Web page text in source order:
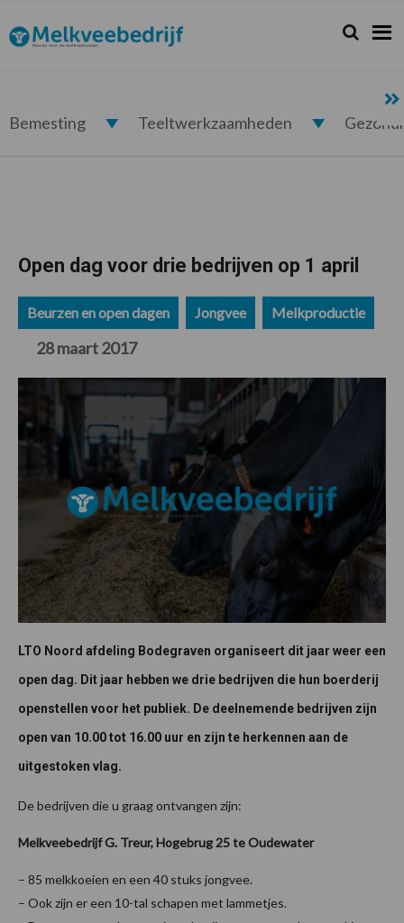
de
hoofdnavigatie
de
hoofd
de
eerste
de
voettekst
Melkveebedrijf.nl Zoeken...
Zoek
Bemesting Teeltwerkzaamheden
Open dag voor drie bedrijven op 1 april
Beurzen en open dagen Jongvee Melkproductie
28 maart 2017
LTO Noord afdeling Bodegraven organiseert dit jaar weer een
open dag. Dit jaar hebben we drie bedrijven die hun boerderij
openstellen voor het publiek. De deelnemende bedrijven zijn
open van 10.00 tot 16.00 uur en zijn te herkennen aan de
uitgestoken vlag.
De bedrijven die u graag ontvangen zijn:
Melkveebedrijf G. Treur,Hogebrug 25 te Oudewater
– 85 melkkoeien en een 40 stuks jongvee.
– Ook zijn er een 10-tal schapen met lammetjes.